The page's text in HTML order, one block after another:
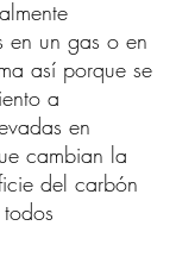
en un gas o en
así porque se
a
en
cambian la
del carbón